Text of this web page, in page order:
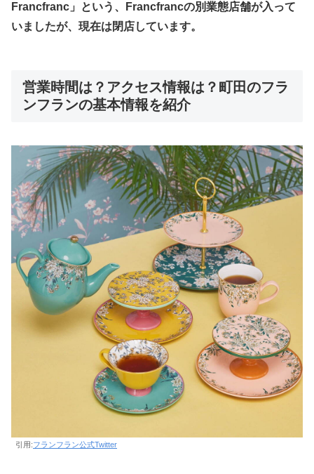
Francfranc」という、Francfrancの別業態店舗が入って
いましたが、現在は閉店しています。
営業時間は？アクセス情報は？町田のフラ
ンフランの基本情報を紹介
引用:フランフラン公式Twitter